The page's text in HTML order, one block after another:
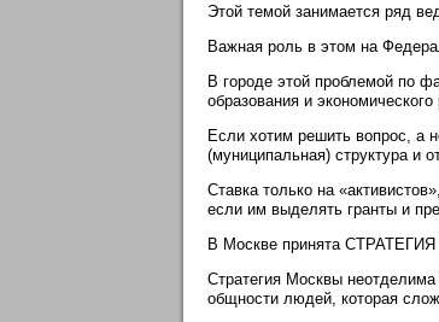
Этой темой занимается ряд
Важная роль в этом на
В городе этой проблемой по
образования и
Если хотим решить вопрос, а
(муниципальная) структура и
Ставка только на
если им выделять гранты и
В Москве принята
Стратегия Москвы неотделима
общности людей, которая